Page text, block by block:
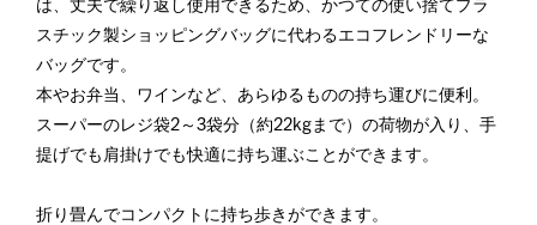
は、丈夫で繰り返し使用できるため、かつての使い捨てプラ
スチック製ショッピングバッグに代わるエコフレンドリーな
バッグです。
本やお弁当、ワインなど、あらゆるものの持ち運びに便利。
スーパーのレジ袋2～3袋分（約22kgまで）の荷物が入り、手
提げでも肩掛けでも快適に持ち運ぶことができます。
折り畳んでコンパクトに持ち歩きができます。